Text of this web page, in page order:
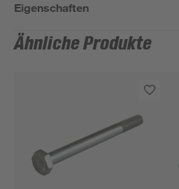
Eigenschaften
Ähnliche Produkte